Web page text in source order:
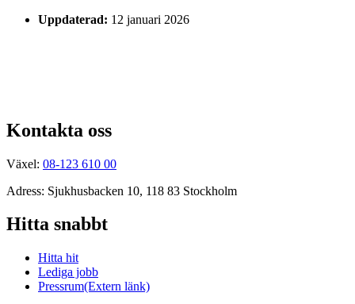
Uppdaterad: 12 januari 2026
Kontakta oss
Växel: 08-123 610 00
Adress: Sjukhusbacken 10, 118 83 Stockholm
Hitta snabbt
Hitta hit
Lediga jobb
Pressrum(Extern länk)